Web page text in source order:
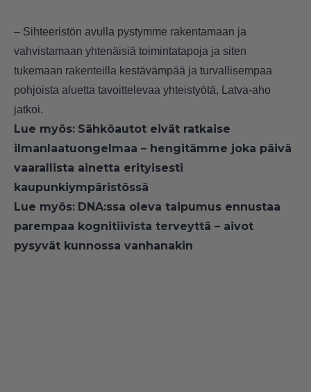
– Sihteeristön avulla pystymme rakentamaan ja
vahvistamaan yhtenäisiä toimintatapoja ja siten
tukemaan rakenteilla kestävämpää ja turvallisempaa
pohjoista aluetta tavoittelevaa yhteistyötä, Latva-aho
jatkoi.
Lue myös: Sähköautot eivät ratkaise
ilmanlaatuongelmaa – hengitämme joka päivä
vaarallista ainetta erityisesti
kaupunkiympäristössä
Lue myös: DNA:ssa oleva taipumus ennustaa
parempaa kognitiivista terveyttä – aivot
pysyvät kunnossa vanhanakin